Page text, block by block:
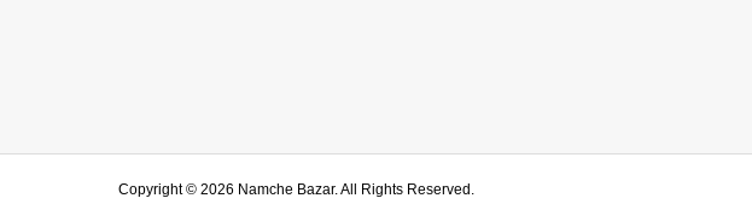
Copyright ©2026 Namche Bazar. All Rights Reserved.